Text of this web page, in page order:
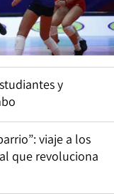
y
viaje a los
que revoluciona